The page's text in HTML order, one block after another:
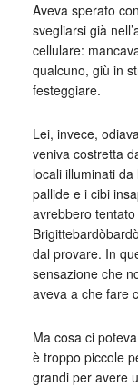
Aveva sperato
svegliarsi già
cellulare:
qualcuno, giù in
festeggiare.
Lei, invece,
veniva costretta
locali illuminati
pallide e i cibi
avrebbero
dal provare. In
sensazione che
aveva a che fare
Ma cosa ci
è troppo piccole
grandi per avere